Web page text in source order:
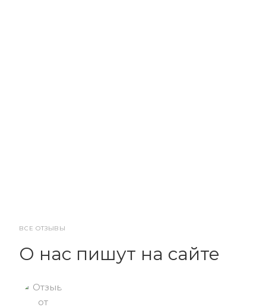
ВСЕ ОТЗЫВЫ
О нас пишут на сайте